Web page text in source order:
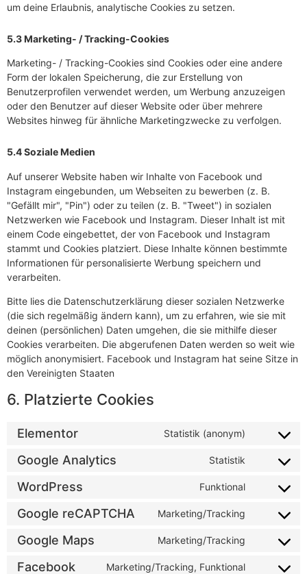
um deine Erlaubnis, analytische Cookies zu setzen.
5.3 Marketing- / Tracking-Cookies
Marketing- / Tracking-Cookies sind Cookies oder eine andere
Form der lokalen Speicherung, die zur Erstellung von
Benutzerprofilen verwendet werden, um Werbung anzuzeigen
oder den Benutzer auf dieser Website oder über mehrere
Websites hinweg für ähnliche Marketingzwecke zu verfolgen.
5.4 Soziale Medien
Auf unserer Website haben wir Inhalte von Facebook und
Instagram eingebunden, um Webseiten zu bewerben (z. B.
"Gefällt mir", "Pin") oder zu teilen (z. B. "Tweet") in sozialen
Netzwerken wie Facebook und Instagram. Dieser Inhalt ist mit
einem Code eingebettet, der von Facebook und Instagram
stammt und Cookies platziert. Diese Inhalte können bestimmte
Informationen für personalisierte Werbung speichern und
verarbeiten.
Bitte lies die Datenschutzerklärung dieser sozialen Netzwerke
(die sich regelmäßig ändern kann), um zu erfahren, wie sie mit
deinen (persönlichen) Daten umgehen, die sie mithilfe dieser
Cookies verarbeiten. Die abgerufenen Daten werden so weit wie
möglich anonymisiert. Facebook und Instagram hat seine Sitze in
den Vereinigten Staaten
6. Platzierte Cookies
Elementor Statistik (anonym)
Google Analytics Statistik
WordPress Funktional
Google reCAPTCHA Marketing/Tracking
Google Maps Marketing/Tracking
Facebook Marketing/Tracking, Funktional